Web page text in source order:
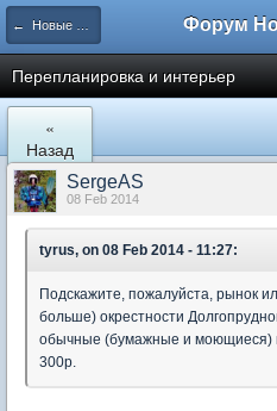
← Новые Водники
Перепланировка и интерьер
«
Назад
SergeAS
08 Feb 2014
tyrus, on 08 Feb 2014 - 11:27:
Подскажите, пожалуйста, рынок
больше) окрестности
обычные (бумажные и моющиеся)
300р.